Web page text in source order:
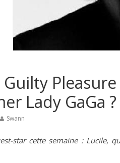
Guilty
Lady GaGa ?
Swann
star cette semaine : Lucile,